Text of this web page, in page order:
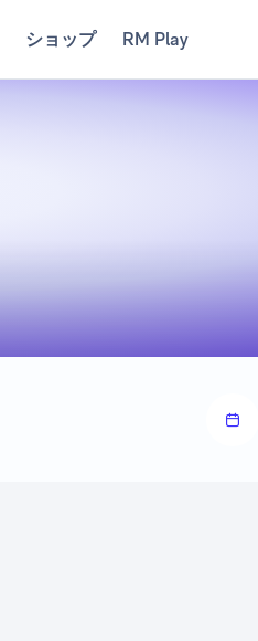
ショップ RM Play